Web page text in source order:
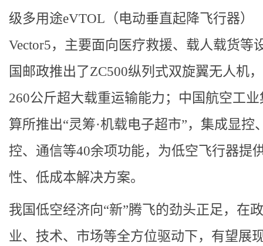
级多用途eVTOL（电动垂直起降飞行器）
Vector5，主要面向医疗救援、载人载货等
国邮政推出了ZC500纵列式双旋翼无人机
260公斤超大载重运输能力；中国航空工
算所推出“灵筹·机载电子超市”，集成显控
控、通信等40余项功能，为低空飞行器提
性、低成本解决方案。
我国低空经济向“新”腾飞的劲头正足，在
业、技术、市场等全方位驱动下，有望展